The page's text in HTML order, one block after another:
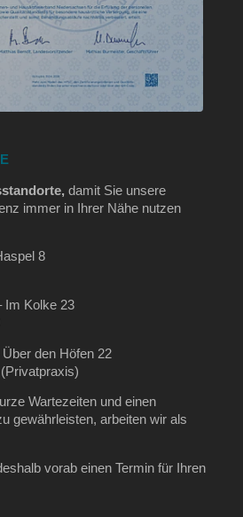
damit Sie unsere
immer in Ihrer Nähe nutzen
8
Im Kolke 23
Über den Höfen 22
Wartezeiten und einen
gewährleisten, arbeiten wir als
vorab einen Termin für Ihren